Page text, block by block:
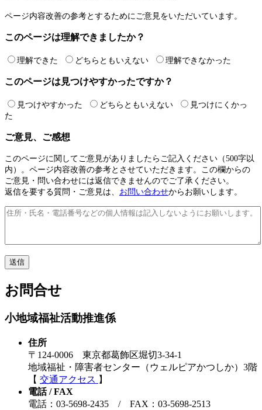
ページ内容改善の参考とするためにご意見をいただいています。
このページは理解できましたか？
理解できた どちらともいえない 理解できなかった
このページは見つけやすかったですか？
見つけやすかった どちらともいえない
見つけにくかっ
た
ご意見、ご感想
このページに関してご意見がありましたらご記入ください（500字以
内）。ページ内容改善の参考とさせていただきます。この欄からの
ご意見・問い合わせには返信できませんのでご了承ください。
返信を要する質問・ご意見は、 お問い合わせからお願いします。
お問合せ
小地域福祉活動推進係
住所
〒124-0006 東京都葛飾区堀切3-34-1
地域福祉・障害者センター（ウェルピアかつしか）3階
【 交通アクセス 】
電話 / FAX
電話：03-5698-2435 / FAX：03-5698-2513